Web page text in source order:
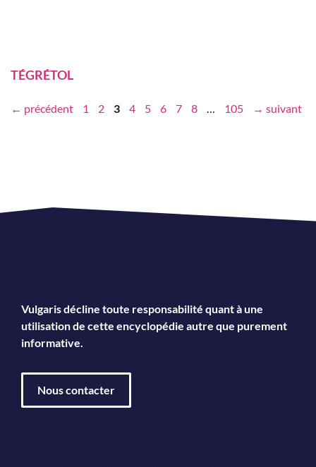
TÉGRÉTOL
← précédent Page
1 Page
2 Page
3 Page
4 Page
5 Page
6 Page
7 Page
8 Page
105 → suivant
Vulgaris décline toute responsabilité quant à une
utilisation de cette encyclopédie autre que purement
informative.
Nous contacter